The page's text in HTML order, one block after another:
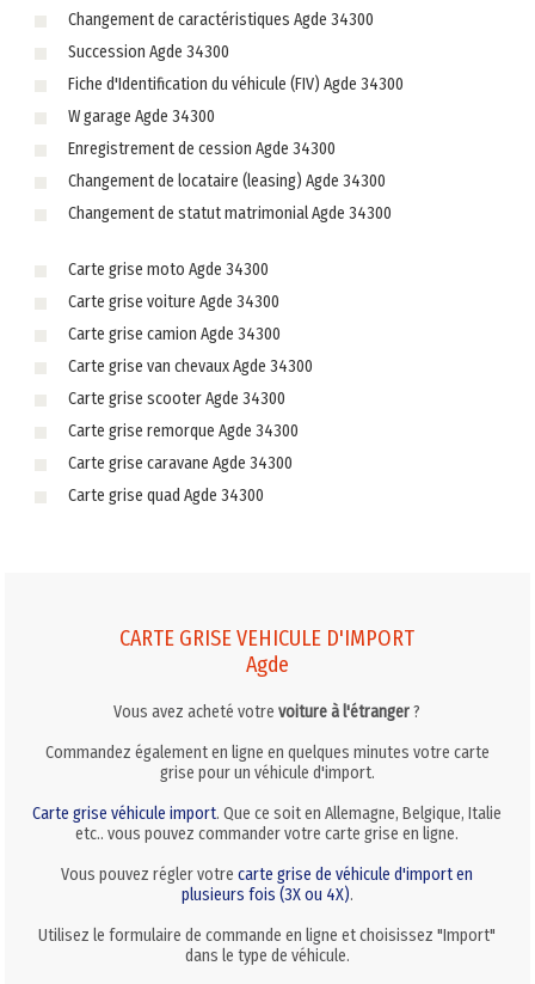
Changement de caractéristiques Agde 34300
Succession Agde 34300
Fiche d'Identification du véhicule (FIV) Agde 34300
W garage Agde 34300
Enregistrement de cession Agde 34300
Changement de locataire (leasing) Agde 34300
Changement de statut matrimonial Agde 34300
Carte grise moto Agde 34300
Carte grise voiture Agde 34300
Carte grise camion Agde 34300
Carte grise van chevaux Agde 34300
Carte grise scooter Agde 34300
Carte grise remorque Agde 34300
Carte grise caravane Agde 34300
Carte grise quad Agde 34300
CARTE GRISE VEHICULE D'IMPORT
Agde
Vous avez acheté votrevoiture à l'étranger?
Commandez également en ligne en quelques minutes votre carte
grise pour un véhicule d'import.
Carte grise véhicule import. Que ce soit en Allemagne, Belgique, Italie
etc.. vous pouvez commander votre carte grise en ligne.
Vous pouvez régler votrecarte grise de véhicule d'import en
plusieurs fois (3X ou 4X).
Utilisez le formulaire de commande en ligne et choisissez "Import"
dans le type de véhicule.